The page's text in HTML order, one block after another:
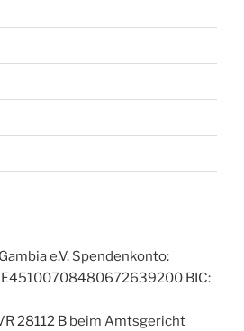
e.V. Spendenkonto:
BIC:
28112 B beim Amtsgericht